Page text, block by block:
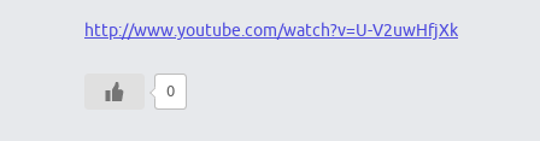
http://www.youtube.com/watch?v=U-V2uwHfjXk
0